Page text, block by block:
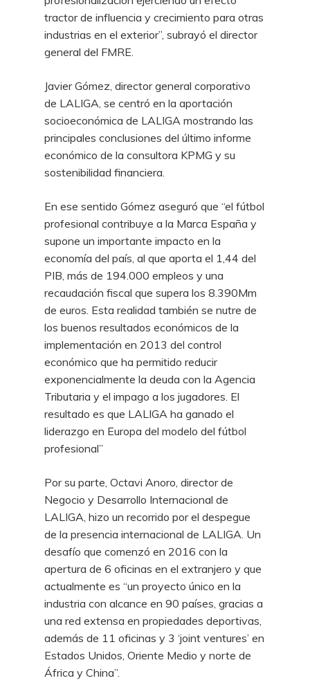
tractor de influencia y crecimiento para otras
industrias en el exterior”, subrayó el director
general del FMRE.
Javier Gómez, director general corporativo
de LALIGA, se centró en la aportación
socioeconómica de LALIGA mostrando las
principales conclusiones del último informe
económico de la consultora KPMG y su
sostenibilidad financiera.
En ese sentido Gómez aseguró que “el fútbol
profesional contribuye a la Marca España y
supone un importante impacto en la
economía del país, al que aporta el 1,44 del
PIB, más de 194.000 empleos y una
recaudación fiscal que supera los 8.390Mm
de euros. Esta realidad también se nutre de
los buenos resultados económicos de la
implementación en 2013 del control
económico que ha permitido reducir
exponencialmente la deuda con la Agencia
Tributaria y el impago a los jugadores. El
resultado es que LALIGA ha ganado el
liderazgo en Europa del modelo del fútbol
profesional”
Por su parte, Octavi Anoro, director de
Negocio y Desarrollo Internacional de
LALIGA, hizo un recorrido por el despegue
de la presencia internacional de LALIGA. Un
desafío que comenzó en 2016 con la
apertura de 6 oficinas en el extranjero y que
actualmente es “un proyecto único en la
industria con alcance en 90 países, gracias a
una red extensa en propiedades deportivas,
además de 11 oficinas y 3 ‘joint ventures’ en
Estados Unidos, Oriente Medio y norte de
África y China”.